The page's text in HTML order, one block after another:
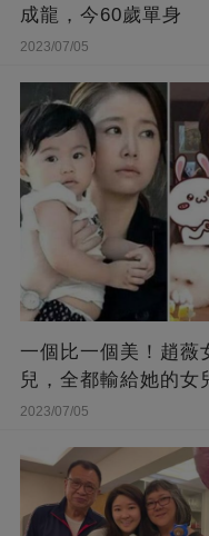
成龍，今60歲單身
2023/07/05
一個比一個美！趙薇
兒，全都輸給她的女
2023/07/05